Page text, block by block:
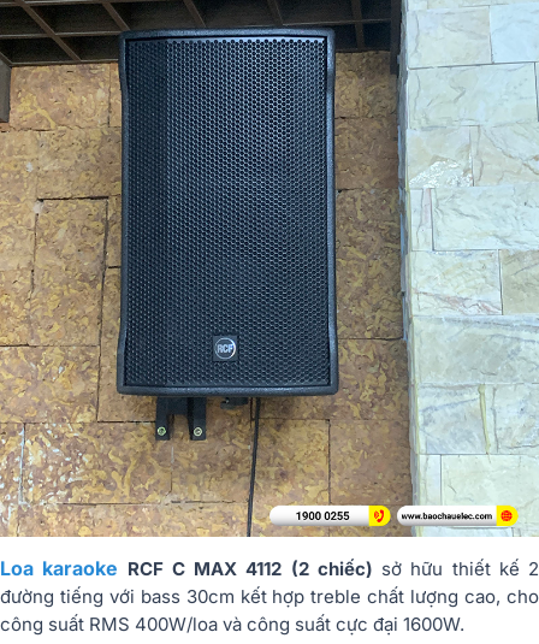
Loa karaoke RCF C MAX 4112 (2 chiếc) sở hữu thiết kế 2
đường tiếng với bass 30cm kết hợp treble chất lượng cao, cho
công suất RMS 400W/loa và công suất cực đại 1600W.